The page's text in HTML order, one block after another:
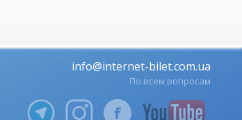
info@internet-bilet.com.ua
По всем вопросам